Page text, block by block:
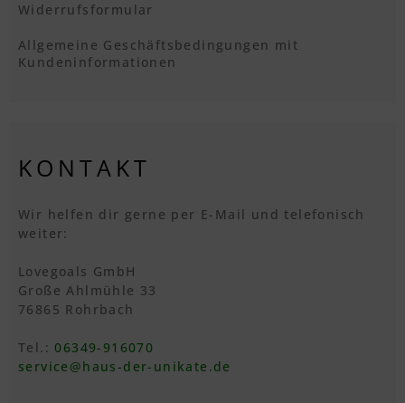
Widerrufsformular
Allgemeine Geschäftsbedingungen mit
Kundeninformationen
KONTAKT
Wir helfen dir gerne per E-Mail und telefonisch
weiter:
Lovegoals GmbH
Große Ahlmühle 33
76865 Rohrbach
Tel.:06349-916070
service@haus-der-unikate.de